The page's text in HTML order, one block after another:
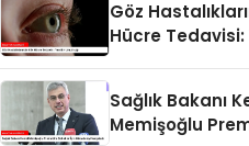
Göz
Hücre Tedavisi:
Sağlık Bakanı
Memişoğlu